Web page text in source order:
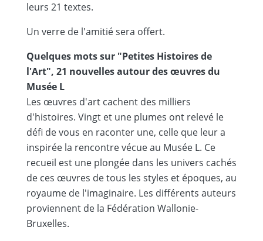
leurs 21 textes.
Un verre de l'amitié sera offert.
Quelques mots sur "Petites Histoires de
l'Art", 21 nouvelles autour des œuvres du
Musée L
Les œuvres d'art cachent des milliers
d'histoires. Vingt et une plumes ont relevé le
défi de vous en raconter une, celle que leur a
inspirée la rencontre vécue au Musée L. Ce
recueil est une plongée dans les univers cachés
de ces œuvres de tous les styles et époques, au
royaume de l'imaginaire. Les différents auteurs
proviennent de la Fédération Wallonie-
Bruxelles.